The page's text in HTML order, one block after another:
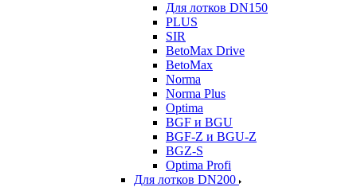
Для лотков DN150
PLUS
SIR
BetoMax Drive
BetoMax
Norma
Norma Plus
Optima
BGF и BGU
BGF-Z и BGU-Z
BGZ-S
Optima Profi
Для лотков DN200